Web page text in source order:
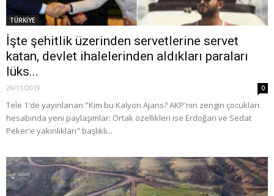
TÜRKİYE
İşte şehitlik üzerinden servetlerine servet
katan, devlet ihalelerinden aldıkları paraları
lüks...
29/11/2019 0
Tele 1'de yayınlanan "Kim bu Kalyon Ajans? AKP'nin zengin çocukları
hesabında yeni paylaşımlar: Ortak özellikleri ise Erdoğan ve Sedat
Peker'e yakınlıkları" başlıklı...